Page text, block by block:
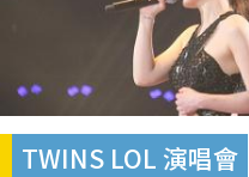
TWINS LOL 演唱會